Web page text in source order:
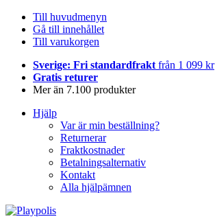
Till huvudmenyn
Gå till innehållet
Till varukorgen
Sverige: Fri standardfrakt från 1 099 kr
Gratis returer
Mer än 7.100 produkter
Hjälp
Var är min beställning?
Returnerar
Fraktkostnader
Betalningsalternativ
Kontakt
Alla hjälpämnen